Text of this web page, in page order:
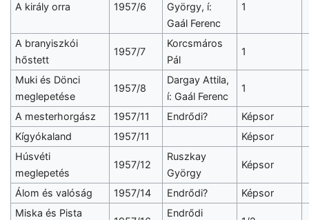
A király orra 1957/6
György, í:
Gaál Ferenc
1
A branyiszkói
hőstett
1957/7
Korcsmáros
Pál
1
Muki és Dönci
meglepetése
1957/8
Dargay Attila,
í: Gaál Ferenc
1
A mesterhorgász 1957/11 Endrődi?
Képsor
Kígyókaland
1957/11
Képsor
Húsvéti
meglepetés
1957/12
Ruszkay
György
Képsor
Álom és valóság 1957/14 Endrődi?
Képsor
Miska és Pista
Endrődi